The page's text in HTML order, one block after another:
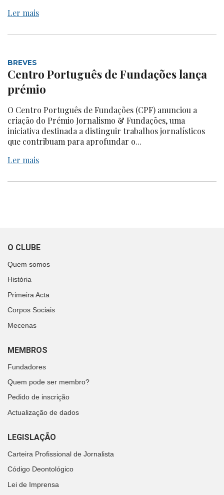
Ler mais
BREVES
Centro Português de Fundações lança
prémio
O Centro Português de Fundações (CPF) anunciou a
criação do Prémio Jornalismo & Fundações, uma
iniciativa destinada a distinguir trabalhos jornalísticos
que contribuam para aprofundar o...
Ler mais
O CLUBE
Quem somos
História
Primeira Acta
Corpos Sociais
Mecenas
MEMBROS
Fundadores
Quem pode ser membro?
Pedido de inscrição
Actualização de dados
LEGISLAÇÃO
Carteira Profissional de Jornalista
Código Deontológico
Lei de Imprensa